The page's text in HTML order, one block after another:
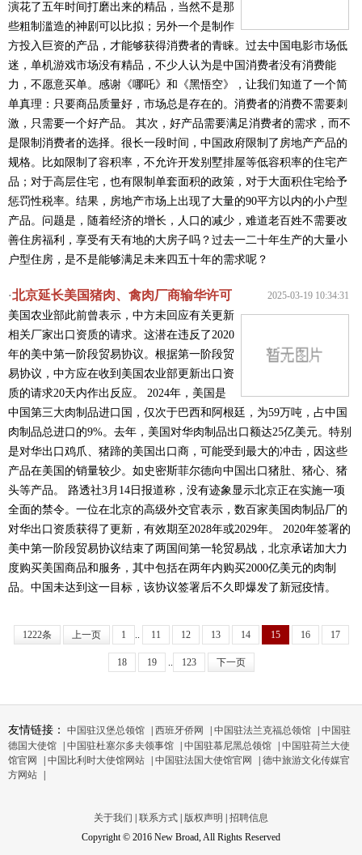
演花了五年时间打磨出来的精品，当然不是那
些粗制滥造的神剧可以比拟；另外一个是制作
方投入巨资的产品，才能够获得消费者的青睐。过去中国电影市场低
迷，单机游戏市场没有精品，不少人认为是中国消费者没有消费能
力，不愿意买单。感谢《哪吒》和《黑悟空》，让我们知道了一个简
单真理：只要商品质量好，市场总是存在的。消费者的消费不需要刺
激，只需要一个好产品。 其次，好产品需要满足消费者的需求，而不
是限制消费者的选择。很长一段时间，中国政府限制了房地产产品的
规格。比如限制了容积率，不允许开发别墅排屋等低容积率的住宅产
品；对于高层住宅，也有限制单套面积的政策，对于大面积住宅给予
惩罚性税率。结果，房地产市场上出现了大量的90平方以内的小户型
产品。问题是，随着经济的增长，人口的减少，难道老百姓不需要改
善住房福利，享受有天有地的大房子吗？过去一二十年生产的大量小
户型住房，是不是能够满足未来四五十年的需求呢？
2025-03-19 10:34:31
·北京延长美国猪肉、禽肉厂商输华许可
美国农业部此前曾表示，中方未回应有关更新
相关厂家出口资质的请求。这潜在违反了2020
年的美中第一阶段贸易协议。根据第一阶段贸
易协议，中方应在收到美国农业部更新出口资
质的请求20天内作出反应。 2024年，美国是
中国第三大肉制品进口国，仅次于巴西和阿根廷，为59万吨，占中国
肉制品总进口的9%。去年，美国对华肉制品出口额达25亿美元。特别
是对华出口鸡爪、猪蹄的美国出口商，可能受到最大的冲击，因这些
产品在美国的销量较少。如史密斯菲尔德向中国出口猪肚、猪心、猪
头等产品。 路透社3月14日报道称，没有迹象显示北京正在实施一项
全面的禁令。一位在北京的高级外交官表示，数百家美国肉制品厂的
对华出口资质获得了更新，有效期至2028年或2029年。 2020年签署的
美中第一阶段贸易协议结束了两国间第一轮贸易战，北京承诺加大力
度购买美国商品和服务，其中包括在两年内购买2000亿美元的肉制
品。中国未达到这一目标，该协议签署后不久即爆发了新冠疫情。
1222条 上一页 1 .. 11 12 13 14 15 16 17
18 19 .. 123 下一页
友情链接： 中国驻汉堡总领馆 西班牙侨网 中国驻法兰克福总领馆
中国驻
德国大使馆
中国驻杜塞尔多夫领事馆 中国驻慕尼黑总领馆
中国驻荷兰大使
馆官网
中国比利时大使馆网站 中国驻法国大使馆官网
德中旅游文化传媒官
方网站
关于我们 联系方式 版权声明
招聘信息
Copyright © 2016 New Broad, All Rights Reserved